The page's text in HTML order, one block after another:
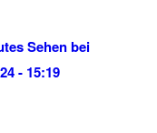
Sehen bei
- 15:19